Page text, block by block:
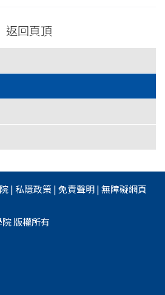
返回頁頂
| 私隱政策|免責聲明|無障礙網頁
版權所有